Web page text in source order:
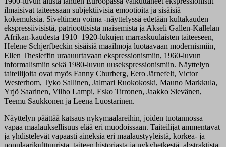
ilmaisivat taiteessaan subjektiivisia emootioita ja sisäisiä
kokemuksia. Siveltimen voima -näyttelyssä edetään kultakauden
ekspressiivisistä, patrioottisista maisemista ja Akseli Gallen-Kallelan
Afrikan-kaudesta 1910–1920-lukujen marraskuulaisten taiteeseen,
Helene Schjerfbeckin sisäisiä maailmoja luotaavaan modernismiin,
Ellen Thesleffin uraauurtavaan ekspressionismiin, 1960-luvun
informalismiin sekä 1980-luvun uusekspressionismiin. Näyttelyn
taiteilijoita ovat myös Fanny Churberg, Eero Järnefelt, Victor
Westerhom, Tyko Sallinen, Jalmari Ruokokoski, Mauno Markkula,
Yrjö Saarinen, Vilho Lampi, Esko Tirronen, Jaakko Sievänen,
Teemu Saukkonen ja Leena Luostarinen.
Näyttelyn päättää katsaus nykymaalareihin, joiden tuotannossa
vapaa maalauksellisuus elää eri muodoissaan. Taiteilijat ammentavat
ja yhdistelevät vapaasti aineksia eri maalaustyyleistä, korkea- ja